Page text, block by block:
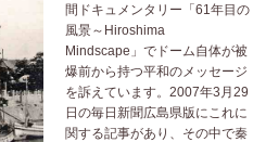
間ドキュメンタリー「61年目の
風景～Hiroshima
Mindscape」でドーム自体が被
爆前から持つ平和のメッセージ
を訴えています。2007年3月29
日の毎日新聞広島県版にこれに
関する記事があり、その中で秦